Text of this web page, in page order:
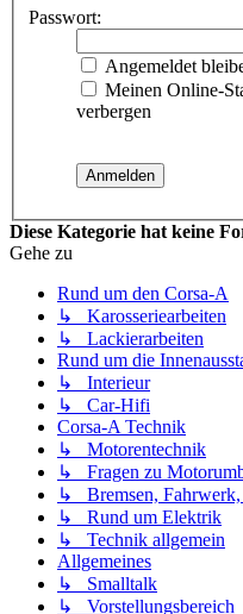
Passwort:
Angemeldet
Meinen Online-
verbergen
Diese Kategorie hat keine
Gehe zu
Rund um den Corsa-A
↳ Karosseriearbeiten
↳ Lackierarbeiten
Rund um die
↳ Interieur
↳ Car-Hifi
Corsa-A Technik
↳ Motorentechnik
↳ Fragen zu
↳ Bremsen,
↳ Rund um Elektrik
↳ Technik allgemein
Allgemeines
↳ Smalltalk
↳ Vorstellungsbereich